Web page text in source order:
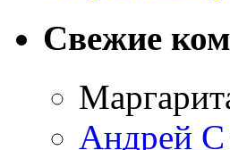
Свежие
Андрей С